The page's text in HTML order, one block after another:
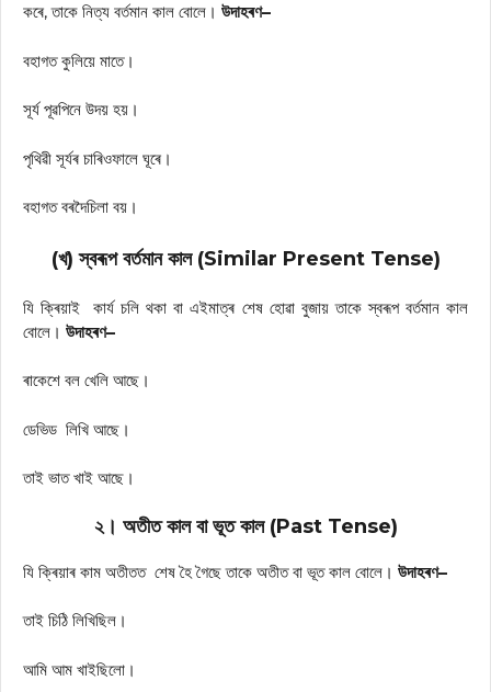
কৰে, তাকে নিত্য বৰ্তমান কাল বোলে। উদাহৰণ–
বহাগত কুলিয়ে মাতে।
সূৰ্য পূৱপিনে উদয় হয়।
পৃথিৱী সূৰ্যৰ চাৰিওফালে ঘূৰে।
বহাগত বৰদৈচিলা বয়।
(খ) স্বৰূপ বৰ্তমান কাল (Similar Present Tense)
যি ক্ৰিয়াই কাৰ্য চলি থকা বা এইমাত্ৰ শেষ হোৱা বুজায় তাকে স্বৰূপ বৰ্তমান কাল
বোলে। উদাহৰণ–
ৰাকেশে বল খেলি আছে।
ডেভিড লিখি আছে।
তাই ভাত খাই আছে।
২। অতীত কাল বা ভূত কাল (Past Tense)
যি ক্ৰিয়াৰ কাম অতীতত শেষ হৈ গৈছে তাকে অতীত বা ভূত কাল বোলে। উদাহৰণ–
তাই চিঠি লিখিছিল।
আমি আম খাইছিলো।